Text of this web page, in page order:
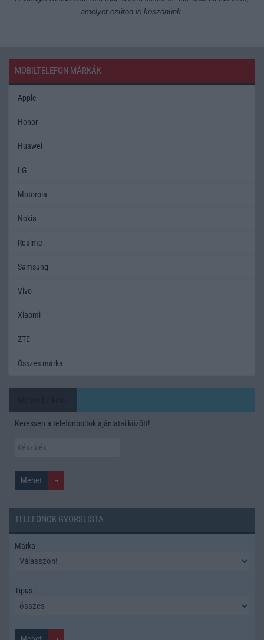
amelyet ezúton is köszönünk.
MOBILTELEFON MÁRKÁK
Apple
Honor
Huawei
LG
Motorola
Nokia
Realme
Samsung
Vivo
Xiaomi
ZTE
Összes márka
Keressen a telefonboltok ajánlatai között!
TELEFONOK GYORSLISTA
Márka :
Tipus :